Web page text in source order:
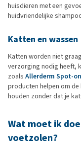
huisdieren met een
huidvriendelijke
Katten en wassen
Katten worden niet
verzorging nodig heeft,
zoals Allerderm Spot-on
producten helpen om
houden zonder dat je
Wat moet ik
voetzolen?